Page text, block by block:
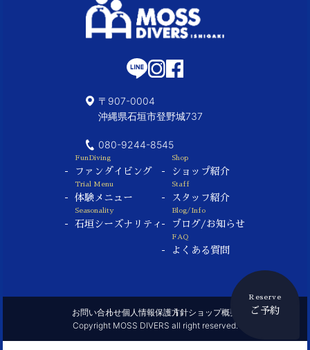
Reserve
ご予約
〒907-0004
沖縄県石垣市登野城737
080-9244-8545
FunDiving
ファンダイビング
Trial Menu
体験メニュー
Seasonality
石垣シーズナリティ
Shop
ショップ紹介
Staff
スタッフ紹介
Blog/Info
ブログ/お知らせ
FAQ
よくある質問
お問い合わせ個人情報保護方針ショップ概要
Copyright MOSS DIVERS all right reserved.